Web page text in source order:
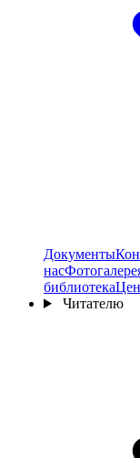
Документы
нас
библиотека
Читателю